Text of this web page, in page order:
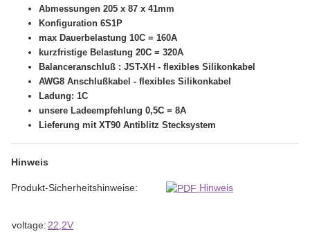
Abmessungen 205 x 87 x 41mm
Konfiguration 6S1P
max Dauerbelastung 10C = 160A
kurzfristige Belastung 20C = 320A
Balanceranschluß : JST-XH - flexibles Silikonkabel
AWG8 Anschlußkabel - flexibles Silikonkabel
Ladung: 1C
unsere Ladeempfehlung 0,5C = 8A
Lieferung mit XT90 Antiblitz Stecksystem
Hinweis
Produkt-Sicherheitshinweise: Hinweis
Item information
Value
voltage: 22,2V